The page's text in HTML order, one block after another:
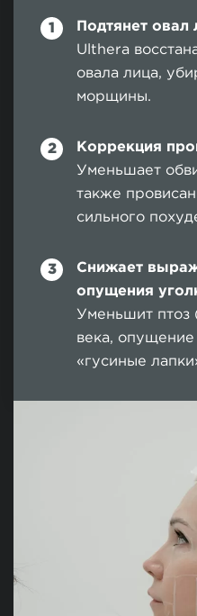
Подтянет
Ulthera
овала лица,
морщины.
Коррекция
Уменьшает
также
сильного
Снижает
опущения
Уменьшит птоз
века,
«гусиные